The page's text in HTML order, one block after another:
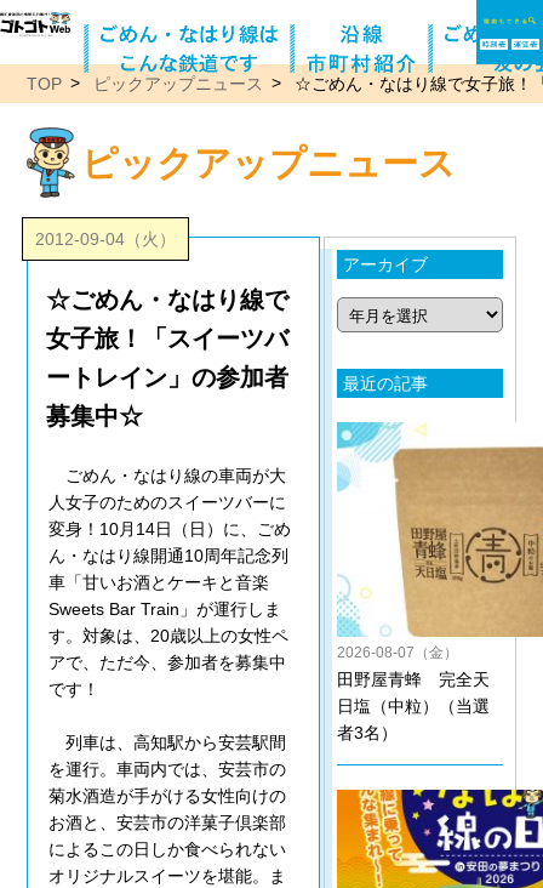
TOP ピックアップニュース ☆ごめん・なはり線で女子旅！
ピックアップニュース
2012-09-04（火）
☆ごめん・なはり線で
女子旅！「スイーツバ
ートレイン」の参加者
募集中☆
ごめん・なはり線の車両が大
人女子のためのスイーツバーに
変身！10月14日（日）に、ごめ
ん・なはり線開通10周年記念列
車「甘いお酒とケーキと音楽
Sweets Bar Train」が運行しま
す。対象は、20歳以上の女性ペ
アで、ただ今、参加者を募集中
です！
列車は、高知駅から安芸駅間
を運行。車両内では、安芸市の
菊水酒造が手がける女性向けの
お酒と、安芸市の洋菓子倶楽部
によるこの日しか食べられない
オリジナルスイーツを堪能。ま
アーカイブ
最近の記事
2026-08-07（金）
田野屋青蜂 完全天
日塩（中粒）（当選
者3名）